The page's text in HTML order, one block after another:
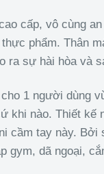
cấp, vô cùng
phẩm. Thân
ra sự hài hòa và
1 người dùng
khi nào. Thiết kế
cầm tay này. Bởi
gym, dã ngoại,